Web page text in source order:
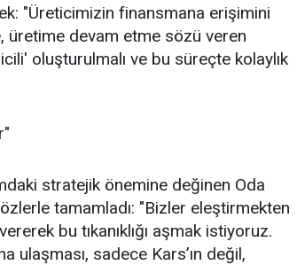
"Üreticimizin finansmana erişimini
üretime devam etme sözü veren
oluşturulmalı ve bu süreçte kolaylık
stratejik önemine değinen Oda
tamamladı: "Bizler eleştirmekten
bu tıkanıklığı aşmak istiyoruz.
ulaşması, sadece Kars’ın değil,